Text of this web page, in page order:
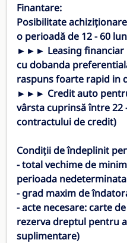
Finantare:
Posibilitate
o perioadă de 12 - 60
►►► Leasing financiar
cu dobanda
raspuns foarte rapid in
►►► Credit auto
vârsta cuprinsă între 22
contractului de credit)
Condiții de îndeplinit
- total vechime de
perioada nedeterminata
- grad maxim de
- acte necesare: carte
rezerva dreptul pentru
suplimentare)